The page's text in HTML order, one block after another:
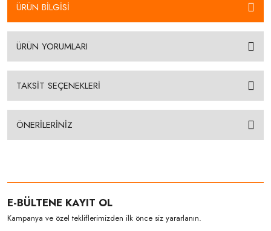
ÜRÜN BİLGİSİ
ÜRÜN YORUMLARI
TAKSİT SEÇENEKLERİ
ÖNERİLERİNİZ
E-BÜLTENE KAYIT OL
Kampanya ve özel tekliflerimizden ilk önce siz yararlanın.